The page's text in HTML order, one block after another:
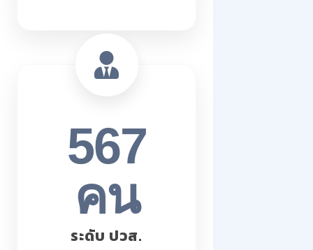
567
คน
ระดับ ปวส.